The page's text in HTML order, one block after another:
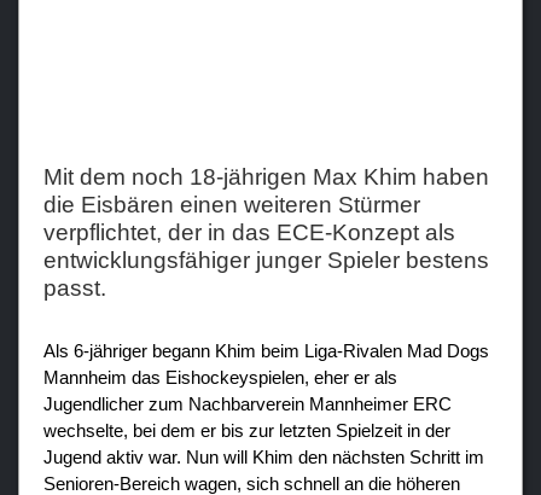
Fanzone
Mit dem noch 18-jährigen Max Khim haben
die Eisbären einen weiteren Stürmer
verpflichtet, der in das ECE-Konzept als
entwicklungsfähiger junger Spieler bestens
passt.
Als 6-jähriger begann Khim beim Liga-Rivalen Mad Dogs
Mannheim das Eishockeyspielen, eher er als
Jugendlicher zum Nachbarverein Mannheimer ERC
wechselte, bei dem er bis zur letzten Spielzeit in der
Jugend aktiv war. Nun will Khim den nächsten Schritt im
Senioren-Bereich wagen, sich schnell an die höheren